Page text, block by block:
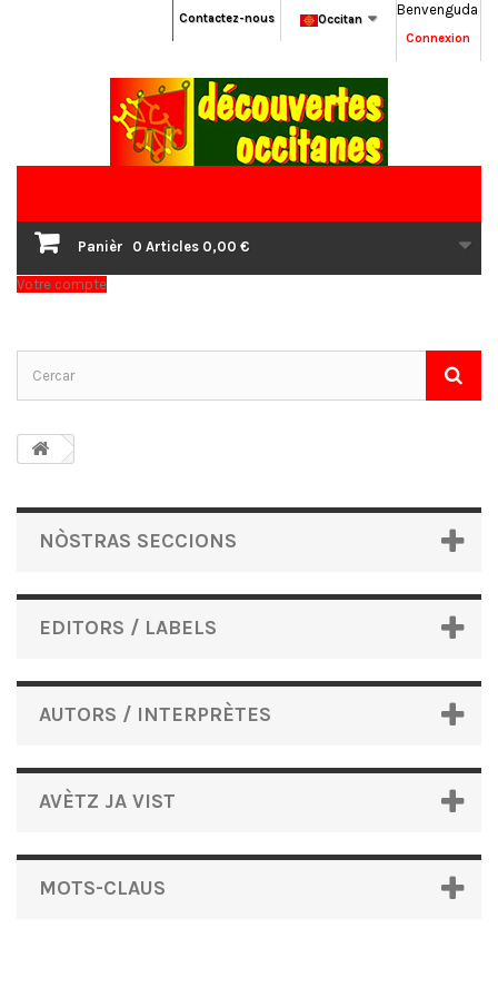
Benvenguda
Connexion
Occitan
Contactez-nous
Panièr 0 Articles 0,00 €
Votre compte
NÒSTRAS SECCIONS
EDITORS / LABELS
AUTORS / INTERPRÈTES
AVÈTZ JA VIST
MOTS-CLAUS